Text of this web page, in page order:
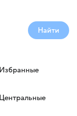
Найти
Избранные
Центральные